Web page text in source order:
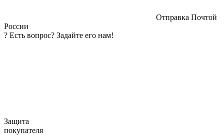
Отправка Почтой
России
? Есть вопрос? Задайте его нам!
Защита
покупателя